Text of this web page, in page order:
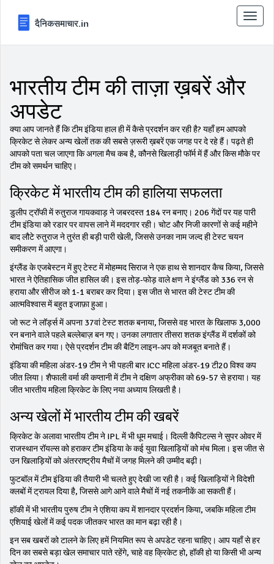
टॉगल
से
भारतीय टीम की ताज़ा ख़बरें और
अपडेट
क्या आप जानते हैं कि टीम इंडिया हाल ही में कैसे प्रदर्शन कर रही है? यहाँ हम आपको
क्रिकेट से लेकर अन्य खेलों तक की सबसे ज़रूरी ख़बरें एक जगह पर दे रहे हैं। पढ़ते ही
आपको पता चल जाएगा कि अगला मैच कब है, कौनसे खिलाड़ी फॉर्म में हैं और किस मौके पर
टीम को समर्थन चाहिए।
क्रिकेट में भारतीय टीम की हालिया सफलता
डुलीप ट्रॉफी में रुतुराज गायकवाड़ ने जबरदस्त 184 रन बनाए। 206 गेंदों पर यह पारी
टीम इंडिया को रडार पर वापस लाने में मददगार रही। चोट और निजी कारणों से कई महीने
बाद लौटे रुतुराज ने तुरंत ही बड़ी पारी खेली, जिससे उनका नाम जल्द ही टेस्ट चयन
समीकरण में आएगा।
इंग्लैंड के एजबेस्टन में हुए टेस्ट में मोहम्मद सिराज ने एक हाथ से शानदार कैच किया, जिससे
भारत ने ऐतिहासिक जीत हासिल की। इस तोड़‑फोड़ वाले क्षण ने इंग्लैंड को 336 रन से
हराया और सीरीज को 1‑1 बराबर कर दिया। इस जीत से भारत की टेस्ट टीम की
आत्मविश्वास में बहुत इजाफ़ा हुआ।
जो रूट ने लॉर्ड्स में अपना 37वां टेस्ट शतक बनाया, जिससे वह भारत के खिलाफ 3,000
रन बनाने वाले पहले बल्लेबाज़ बन गए। उनका लगातार तीसरा शतक इंग्लैंड में दर्शकों को
रोमांचित कर गया। ऐसे प्रदर्शन टीम की बैटिंग लाइन‑अप को मजबूत बनाते हैं।
इंडिया की महिला अंडर‑19 टीम ने भी पहली बार ICC महिला अंडर‑19 टी20 विश्व कप
जीत लिया। शैफाली वर्मा की कप्तानी में टीम ने दक्षिण अफ्रीका को 69‑57 से हराया। यह
जीत भारतीय महिला क्रिकेट के लिए नया अध्याय लिखती है।
अन्य खेलों में भारतीय टीम की खबरें
क्रिकेट के अलावा भारतीय टीम ने IPL में भी धूम मचाई। दिल्ली कैपिटल्स ने सुपर ओवर में
राजस्थान रॉयल्स को हराकर टीम इंडिया के कई युवा खिलाड़ियों को मंच मिला। इस जीत से
उन खिलाड़ियों को अंतरराष्ट्रीय मैचों में जगह मिलने की उम्मीद बढ़ी।
फुटबॉल में टीम इंडिया की तैयारी भी चलते हुए देखी जा रही है। कई खिलाड़ियों ने विदेशी
क्लबों में ट्रायल दिया है, जिससे आगे आने वाले मैचों में नई तकनीकें आ सकती हैं।
हॉकी में भी भारतीय पुरुष टीम ने एशिया कप में शानदार प्रदर्शन किया, जबकि महिला टीम
एशियाई खेलों में कई पदक जीतकर भारत का मान बढ़ा रही है।
इन सब खबरों को टालने के लिए हमें नियमित रूप से अपडेट रहना चाहिए। आप यहाँ से हर
दिन का सबसे बड़ा खेल समाचार पाते रहेंगे, चाहे वह क्रिकेट हो, हॉकी हो या किसी भी अन्य